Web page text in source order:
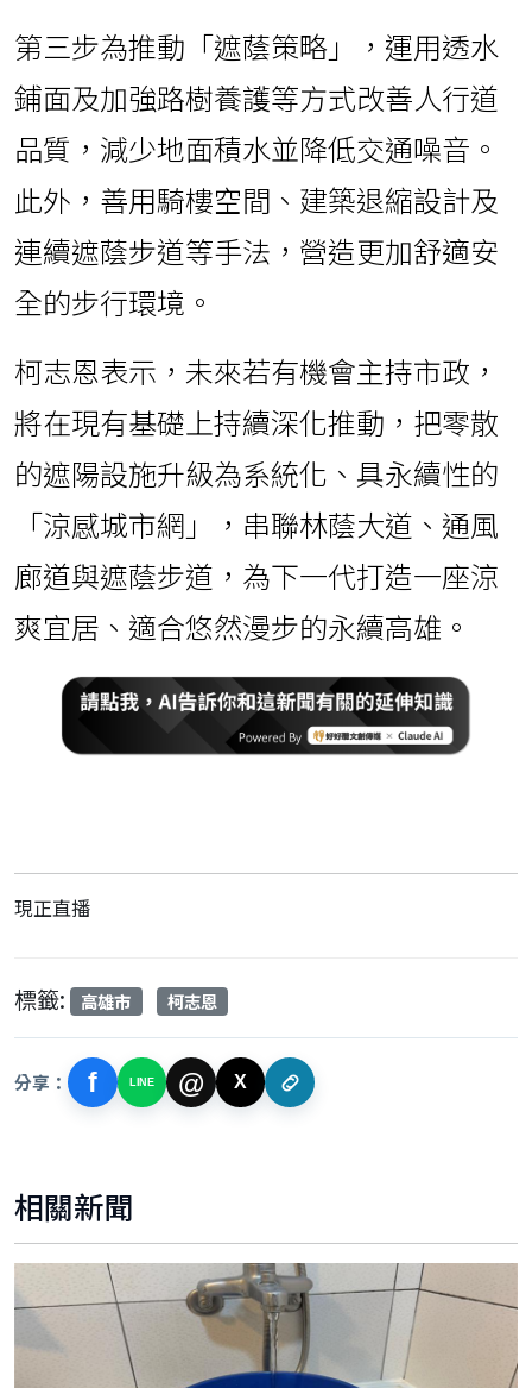
第三步為推動「遮蔭策略」，運用透水
鋪面及加強路樹養護等方式改善人行道
品質，減少地面積水並降低交通噪音。
此外，善用騎樓空間、建築退縮設計及
連續遮蔭步道等手法，營造更加舒適安
全的步行環境。
柯志恩表示，未來若有機會主持市政，
將在現有基礎上持續深化推動，把零散
的遮陽設施升級為系統化、具永續性的
「涼感城市網」，串聯林蔭大道、通風
廊道與遮蔭步道，為下一代打造一座涼
爽宜居、適合悠然漫步的永續高雄。
現正直播
標籤: 高雄市 柯志恩
分享： f LINE @ X
相關新聞